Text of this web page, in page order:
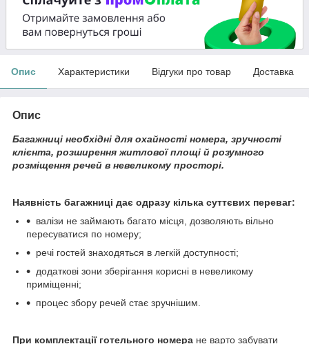
Опис Характеристики Відгуки про товар Доставка
Опис
Багажниці необхідні для охайності номера, зручності
клієнта, розширення житлової площі й розумного
розміщення речей в невеликому просторі.
Наявність багажниці дає одразу кілька суттєвих переваг:
валізи не займають багато місця, дозволяють вільно
пересуватися по номеру;
речі гостей знаходяться в легкій доступності;
додаткові зони зберігання корисні в невеликому
приміщенні;
процес збору речей стає зручнішим.
При комплектації готельного номера не варто забувати